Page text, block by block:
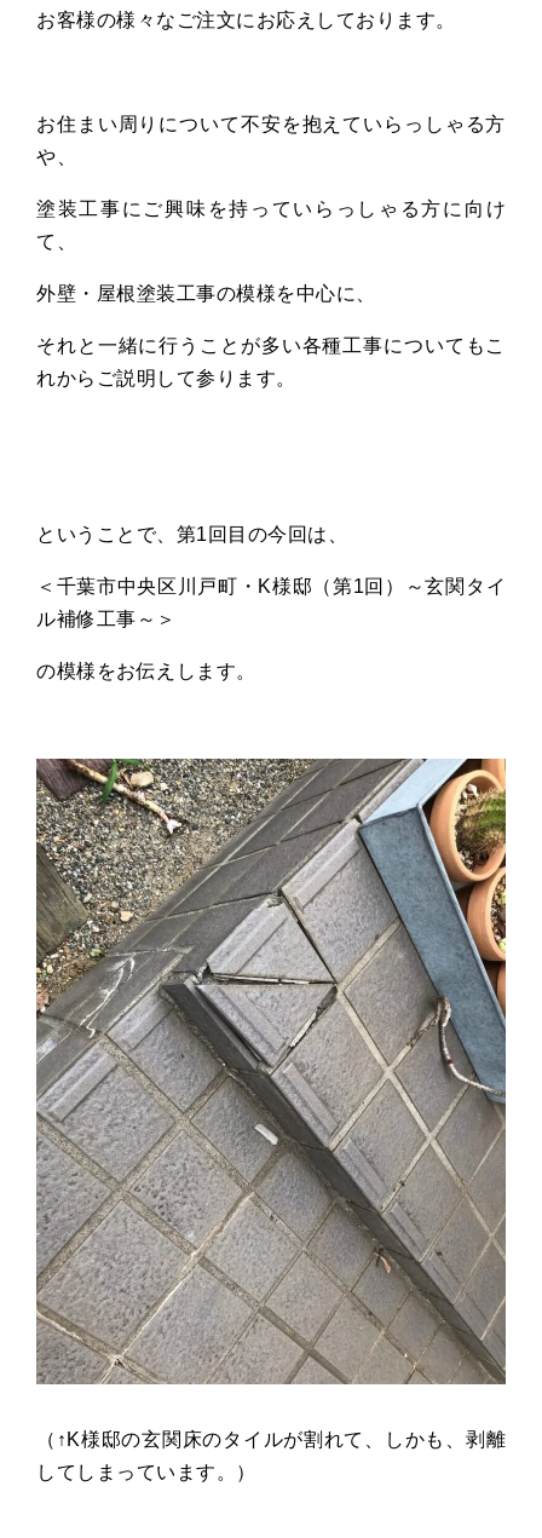
お客様の様々なご注文にお応えしております。
お住まい周りについて不安を抱えていらっしゃる方
や、
塗装工事にご興味を持っていらっしゃる方に向け
て、
外壁・屋根塗装工事の模様を中心に、
それと一緒に行うことが多い各種工事についてもこ
れからご説明して参ります。
ということで、第1 回目の今回は、
＜千葉市中央区川戸町・ K様邸（第1回）～玄関タイ
ル補修工事～＞
の模様をお伝えします。
（↑ K様邸の玄関床のタイルが割れて、しかも、剥離
してしまっています。）